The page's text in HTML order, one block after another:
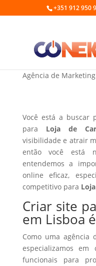
+351 912 950
Criar site para
Agência de
Você está a buscar
para Loja de
visibilidade e atrair
então você
entendemos a
online eficaz,
competitivo para
Criar site
em Lisboa
Como uma agência
especializamos
funcionais para